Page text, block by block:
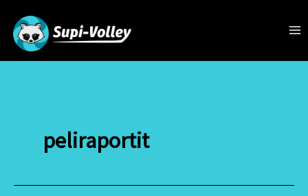
sisältöön
peliraportit